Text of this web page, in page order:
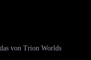
von Trion Worlds